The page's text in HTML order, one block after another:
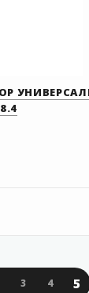
3 4 5